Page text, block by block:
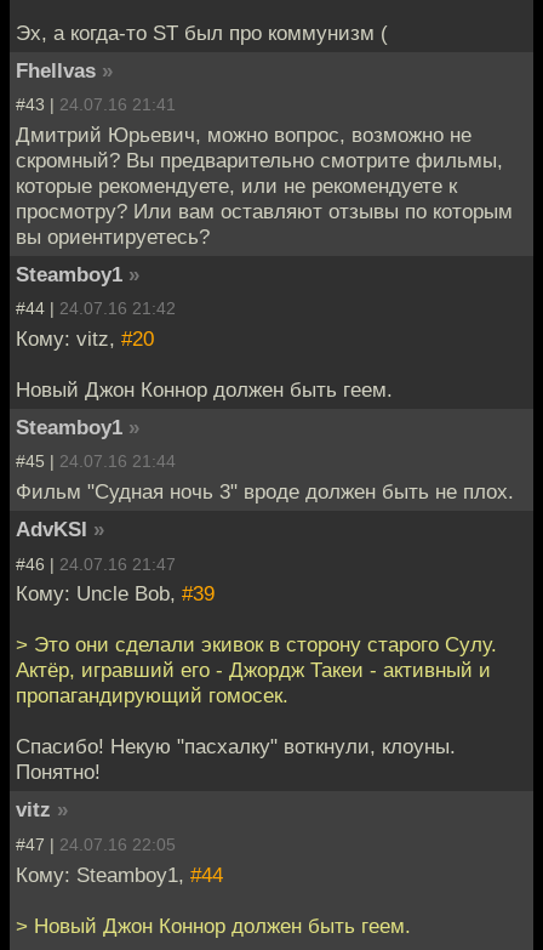
Эх, а когда-то ST был про коммунизм (
Fhellvas »
#43 | 24.07.16 21:41
Дмитрий Юрьевич, можно вопрос, возможно не
скромный? Вы предварительно смотрите фильмы,
которые рекомендуете, или не рекомендуете к
просмотру? Или вам оставляют отзывы по которым
вы ориентируетесь?
Steamboy1 »
#44 | 24.07.16 21:42
Кому: vitz, #20
Новый Джон Коннор должен быть геем.
Steamboy1 »
#45 | 24.07.16 21:44
Фильм "Судная ночь 3" вроде должен быть не плох.
AdvKSI »
#46 | 24.07.16 21:47
Кому: Uncle Bob, #39
> Это они сделали экивок в сторону старого Сулу.
Актёр, игравший его - Джордж Такеи - активный и
пропагандирующий гомосек.
Спасибо! Некую "пасхалку" воткнули, клоуны.
Понятно!
vitz »
#47 | 24.07.16 22:05
Кому: Steamboy1, #44
> Новый Джон Коннор должен быть геем.